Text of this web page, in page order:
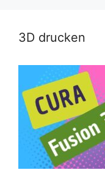
3D drucken